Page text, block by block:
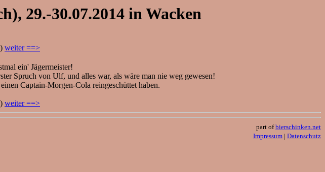
29.-30.07.2014 in Wacken
weiter ==>
ein' Jägermeister!
Spruch von Ulf, und alles war, als wäre man nie weg gewesen!
Captain-Morgen-Cola reingeschüttet haben.
weiter ==>
part ofbierschinken.net
Impressum | Datenschutz